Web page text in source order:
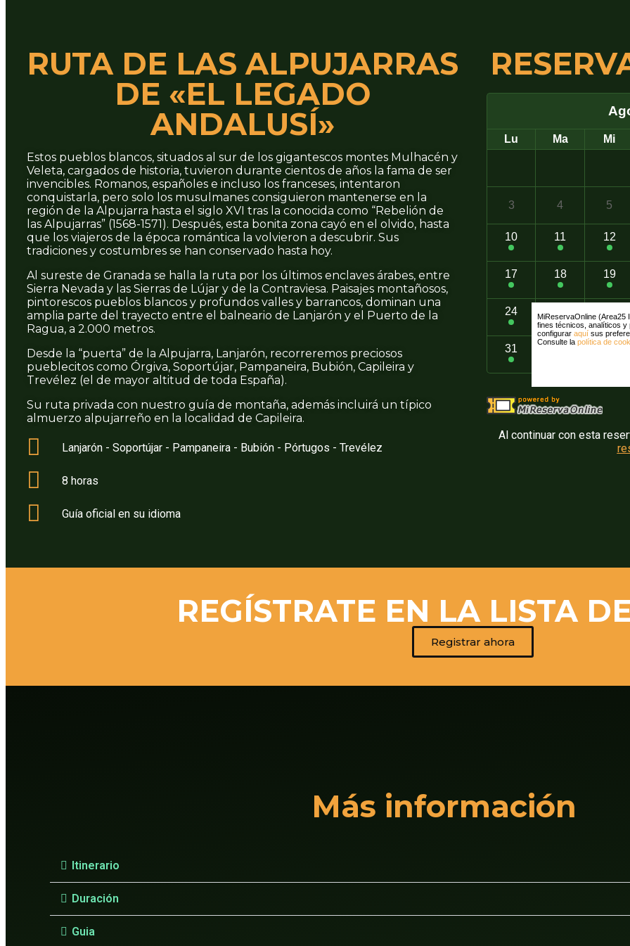
RUTA DE LAS ALPUJARRAS
DE «EL LEGADO
ANDALUSÍ»
Estos pueblos blancos, situados al sur de los gigantescos montes Mulhacén y
Veleta, cargados de historia, tuvieron durante cientos de años la fama de ser
invencibles. Romanos, españoles e incluso los franceses, intentaron
conquistarla, pero solo los musulmanes consiguieron mantenerse en la
región de la Alpujarra hasta el siglo XVI tras la conocida como “Rebelión de
las Alpujarras” (1568-1571). Después, esta bonita zona cayó en el olvido, hasta
que los viajeros de la época romántica la volvieron a descubrir. Sus
tradiciones y costumbres se han conservado hasta hoy.
Al sureste de Granada se halla la ruta por los últimos enclaves árabes, entre
Sierra Nevada y las Sierras de Lújar y de la Contraviesa. Paisajes montañosos,
pintorescos pueblos blancos y profundos valles y barrancos, dominan una
amplia parte del trayecto entre el balneario de Lanjarón y el Puerto de la
Ragua, a 2.000 metros.
Desde la “puerta” de la Alpujarra, Lanjarón, recorreremos preciosos
pueblecitos como Órgiva, Soportújar, Pampaneira, Bubión, Capileira y
Trevélez (el de mayor altitud de toda España).
Su ruta privada con nuestro guía de montaña, además incluirá un típico
almuerzo alpujarreño en la localidad de Capileira.
Lanjarón - Soportújar - Pampaneira - Bubión - Pórtugos - Trevélez
8 horas
Guía oficial en su idioma
Al continuar con esta
REGÍSTRATE EN LA LISTA
Registrar ahora
Más información
Itinerario
Duración
Guia